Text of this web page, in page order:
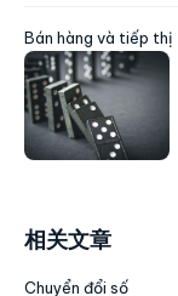
Bán hàng và tiếp thị
相关文章
Chuyển đổi số